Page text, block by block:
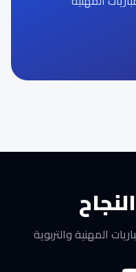
المهنية والتربوية